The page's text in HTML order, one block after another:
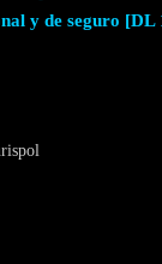
y de seguro [DL